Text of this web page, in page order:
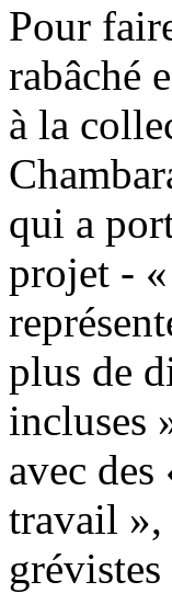
Pour
rabâché
à la
qui a
projet -
plus de
incluses
avec
travail »,
grévistes